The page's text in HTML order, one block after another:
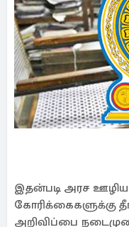
இதன்படி அரச
கோரிக்கைகளுக்கு
அறிவிப்பை